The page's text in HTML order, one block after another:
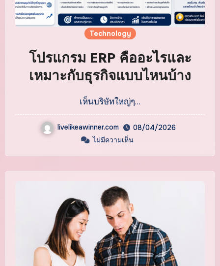
Technology
โปรแกรม ERP คืออะไรและ
เหมาะกับธุรกิจแบบไหนบ้าง
เห็นบริษัทใหญ่ๆ…
livelikeawinner.com
08/04/2026
ไม่มีความเห็น